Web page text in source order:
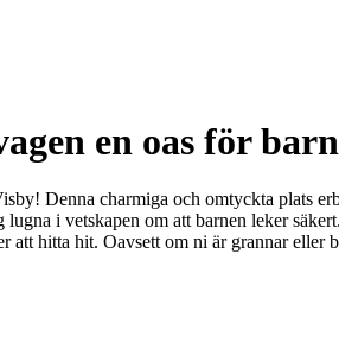
en oas för barn
Denna charmiga och omtyckta plats
i vetskapen om att barnen leker
hitta hit. Oavsett om ni är grannar eller